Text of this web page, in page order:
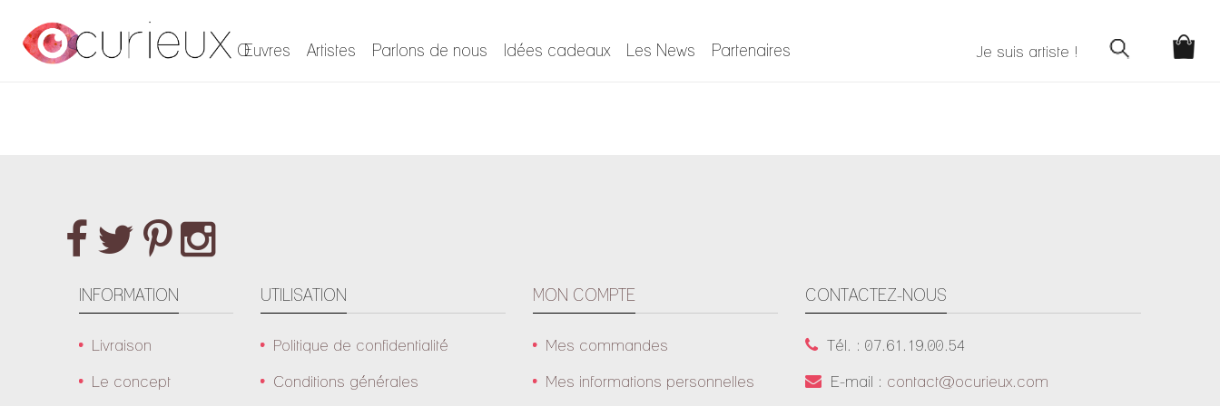
Œuvres Artistes Parlons de nous Idées cadeaux Les News Partenaires Je suis artiste !
CONTACTEZ-NOUS
Tél. : 07.61.19.00.54
E-mail : contact@ocurieux.com
INFORMATION
Livraison
Le concept
UTILISATION
Politique de confidentialité
Conditions générales
MON COMPTE
Mes commandes
Mes informations personnelles